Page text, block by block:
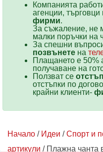
Компанията
агенции,
фирми.
За съжаление, не
малки поръчки на
За спешни
позвънете на
Плащането е 50%
получаване на
Ползват се
отстъпки по
крайни клиенти-
Начало / Идеи /Спорт и
артикули / Плажнa чантa